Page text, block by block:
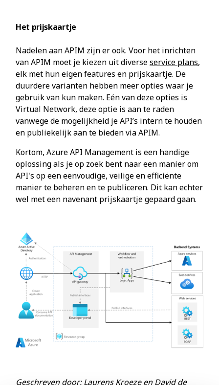
Het prijskaartje
Nadelen aan APIM zijn er ook. Voor het inrichten
van APIM moet je kiezen uit diverseservice plans,
elk met hun eigen features en prijskaartje. De
duurdere varianten hebben meer opties waar je
gebruik van kun maken. Eén van deze opties is
Virtual Network, deze optie is aan te raden
vanwege de mogelijkheid je API’s intern te houden
en publiekelijk aan te bieden via APIM.
Kortom, Azure API Management is een handige
oplossing als je op zoek bent naar een manier om
API's op een eenvoudige, veilige en efficiënte
manier te beheren en te publiceren. Dit kan echter
wel met een navenant prijskaartje gepaard gaan.
Geschreven door: Laurens Kroeze en David de